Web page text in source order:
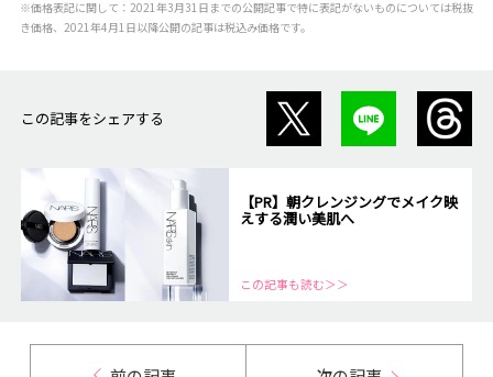
※価格表記に関して：2021年3月31日までの公開記事で特に表記がないものについては税抜
き価格、2021年4月1日以降公開の記事は税込み価格です。
この記事をシェアする
【PR】朝クレンジングでメイク映
えする潤い美肌へ
この記事も読む＞＞